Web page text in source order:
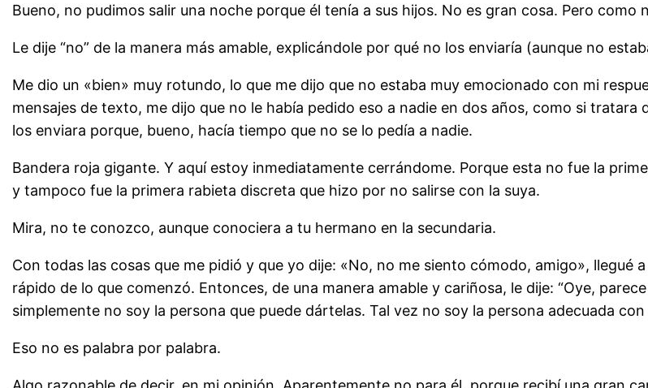
Bueno, no pudimos salir una noche porque él tenía a sus hijos. No es gran cosa. Pero
Le dije “no” de la manera más amable, explicándole por qué no los enviaría (aunque no
Me dio un «bien» muy rotundo, lo que me dijo que no estaba muy emocionado con mi
mensajes de texto, me dijo que no le había pedido eso a nadie en dos años, como si
los enviara porque, bueno, hacía tiempo que no se lo pedía a nadie.
Bandera roja gigante. Y aquí estoy inmediatamente cerrándome. Porque esta no fue la
y tampoco fue la primera rabieta discreta que hizo por no salirse con la suya.
Mira, no te conozco, aunque conociera a tu hermano en la secundaria.
Con todas las cosas que me pidió y que yo dije: «No, no me siento cómodo, amigo», llegué
rápido de lo que comenzó. Entonces, de una manera amable y cariñosa, le dije: “Oye,
simplemente no soy la persona que puede dártelas. Tal vez no soy la persona adecuada
Eso no es palabra por palabra.